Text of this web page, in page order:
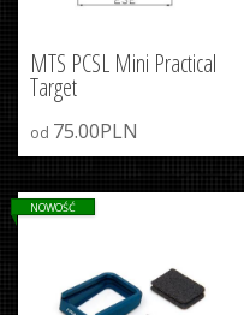
MTS PCSL Mini Practical
Target
od 75.00PLN
NOWOŚĆ